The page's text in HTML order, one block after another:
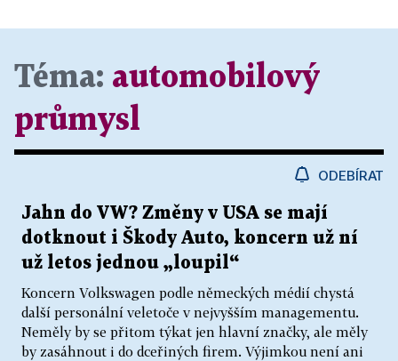
Téma: automobilový
průmysl
ODEBÍRAT
Jahn do VW? Změny v USA se mají
dotknout i Škody Auto, koncern už ní
už letos jednou „loupil“
Koncern Volkswagen podle německých médií chystá
další personální veletoče v nejvyšším managementu.
Neměly by se přitom týkat jen hlavní značky, ale měly
by zasáhnout i do dceřiných firem. Výjimkou není ani